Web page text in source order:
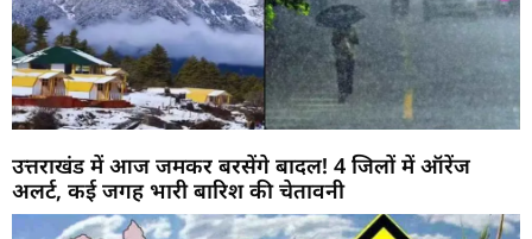
उत्तराखंड में आज जमकर बरसेंगे बादल! 4 जिलों में ऑरेंज
अलर्ट, कई जगह भारी बारिश की चेतावनी